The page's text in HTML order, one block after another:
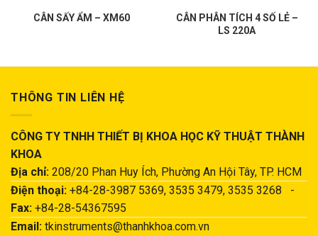
CÂN SẤY ẨM – XM60
CÂN PHÂN TÍCH 4 SỐ LẺ –
LS 220A
THÔNG TIN LIÊN HỆ
CÔNG TY TNHH THIẾT BỊ KHOA HỌC KỸ THUẬT THÀNH
KHOA
Địa chỉ: 208/20 Phan Huy Ích, Phường An Hội Tây, TP. HCM
Điện thoại: +84-28-3987 5369, 3535 3479, 3535 3268 -
Fax: +84-28-54367595
Email: tkinstruments@thanhkhoa.com.vn